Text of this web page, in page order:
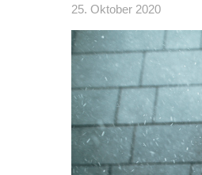
25. Oktober 2020